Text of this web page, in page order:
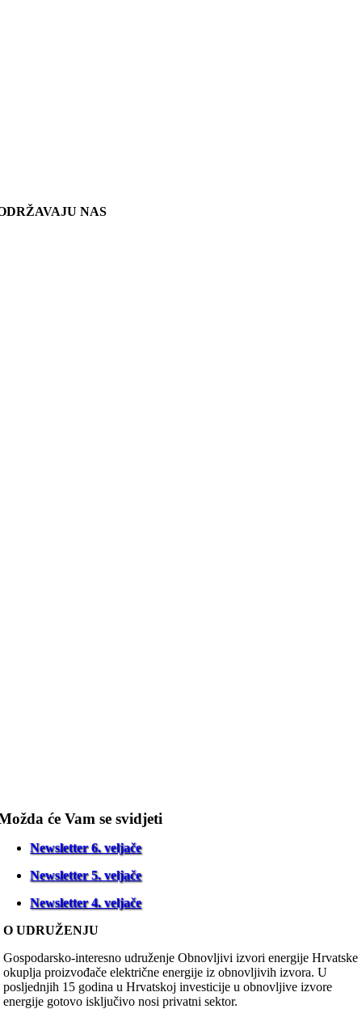
NAS
će Vam se svidjeti
Newsletter 6. veljače
Newsletter 5. veljače
Newsletter 4. veljače
O UDRUŽENJU
Gospodarsko-interesno udruženje Obnovljivi izvori energije Hrvatske
okuplja proizvođače električne energije iz obnovljivih izvora. U
posljednjih 15 godina u Hrvatskoj investicije u obnovljive izvore
energije gotovo isključivo nosi privatni sektor.